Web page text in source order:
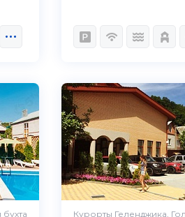
Курорты Геленджика,